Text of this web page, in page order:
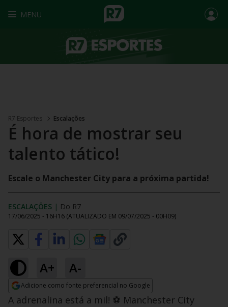
MENU
R7 Esportes Escalações
É hora de mostrar seu
talento tático!
Escale o Manchester City para a próxima partida!
ESCALAÇÕES | Do R7
17/06/2025 - 16H16 (ATUALIZADO EM 09/07/2025 - 00H09)
A+ A-
Adicione como fonte preferencial no Google
Opens in new window
A adrenalina está a mil! ⚽️ Manchester City